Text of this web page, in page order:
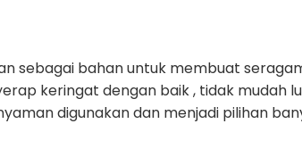
sebagai bahan untuk membuat
keringat dengan baik , tidak mudah
digunakan dan menjadi pilihan